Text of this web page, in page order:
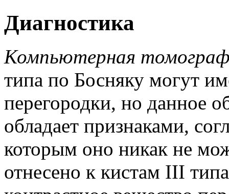
Диагностика
Компьютерная
типа по Босняку могут
перегородки, но данное
обладает признаками,
которым оно никак не
отнесено к кистам III